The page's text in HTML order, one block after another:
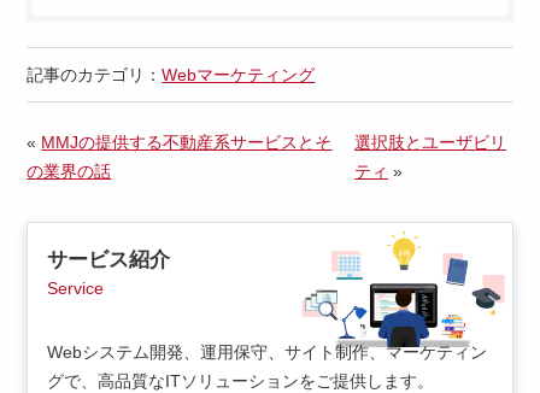
記事のカテゴリ：Webマーケティング
« MMJの提供する不動産系サービスとそ
の業界の話
選択肢とユーザビリ
ティ »
サービス紹介
Service
Webシステム開発、運用保守、サイト制作、マーケティン
グで、高品質なITソリューションをご提供します。